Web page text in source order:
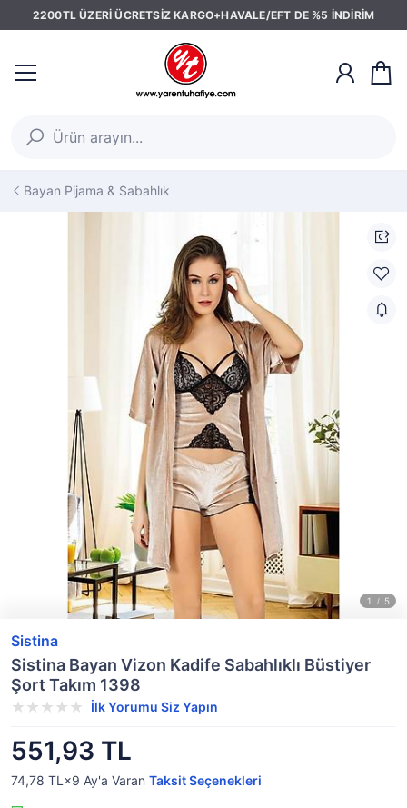
2200TL ÜZERİ ÜCRETSİZ KARGO+HAVALE/EFT DE %5 İNDİRİM
Bayan Pijama & Sabahlık
Sistina
Sistina Bayan Vizon Kadife Sabahlıklı Büstiyer
Şort Takım 1398
İlk Yorumu Siz Yapın
551,93 TL
74,78 TL×9 Ay'a Varan Taksit Seçenekleri